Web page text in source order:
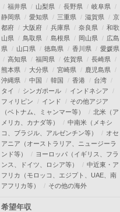
福井県
山梨県 長野県
岐阜県
静岡県
愛知県 三重県 滋賀県
京
都府
大阪府 兵庫県 奈良県
和歌
山県
鳥取県 島根県 岡山県
広島
県
山口県 徳島県 香川県
愛媛県
高知県
福岡県 佐賀県
長崎県
熊本県
大分県 宮崎県
鹿児島県
沖縄県
中国 韓国 香港
台湾
タイ
シンガポール
インドネシア
フィリピン
インド
その他アジア
（ベトナム、ミャンマー等）
北米（ア
メリカ、カナダ等）
中南米（メキシ
コ、ブラジル、アルゼンチン等）
オセ
アニア（オーストラリア、ニュージーラ
ンド等）
ヨーロッパ（イギリス、フラ
ンス、ドイツ、ロシア等）
中近東・ア
フリカ（モロッコ、エジプト、UAE、南
アフリカ等）
その他の海外
希望年収